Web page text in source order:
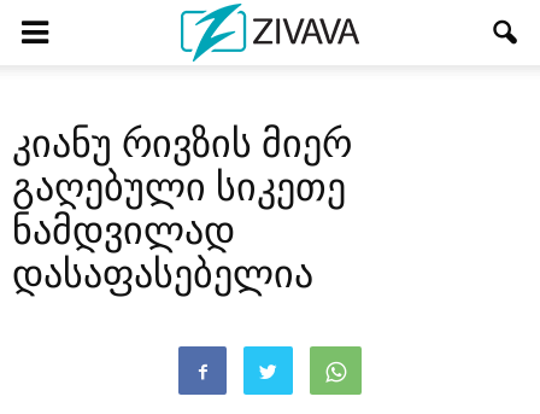
კიანუ რივზის მიერ
გაღებული სიკეთე
ნამდვილად
დასაფასებელია